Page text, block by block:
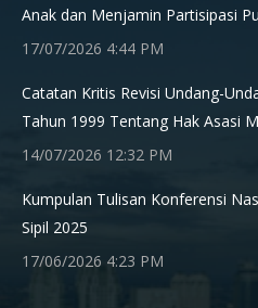
Anak dan Menjamin Partisipasi
17/07/2026 4:44 PM
Catatan Kritis Revisi Undang-
Tahun 1999 Tentang Hak Asasi
14/07/2026 12:32 PM
Kumpulan Tulisan Konferensi
Sipil 2025
17/06/2026 4:23 PM